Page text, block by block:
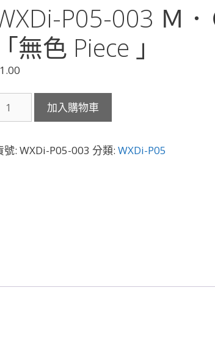
P05-003 Ｍ．
「無色 Piece 」
1.00
P05-
．
加入購物車
號:WXDi-P05-003 分類:WXDi-P05